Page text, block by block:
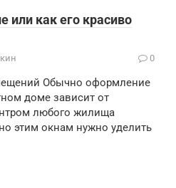
или как его красиво
0
Обычно оформление
доме зависит от
любого жилища
этим окнам нужно уделить